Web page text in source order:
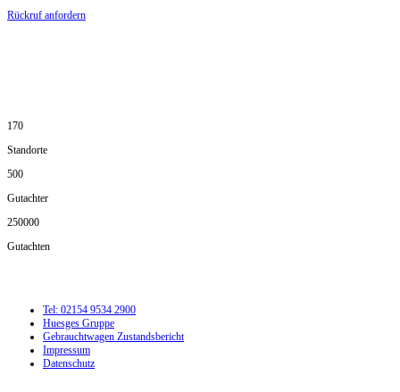
Rückruf anfordern
170
Standorte
500
Gutachter
250000
Gutachten
Tel: 02154 9534 2900
Huesges Gruppe
Gebrauchtwagen Zustandsbericht
Impressum
Datenschutz